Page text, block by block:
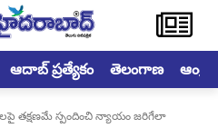
ఆదాబ్ ప్రత్యేకం తెలంగాణ
తక్షణమే స్పందించి న్యాయం జరిగేలా